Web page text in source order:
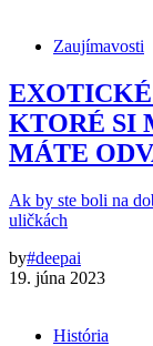
Zaujímavosti
KTORÉ SI
MÁTE
Ak by ste boli na
uličkách
by#deepai
19. júna 2023
História